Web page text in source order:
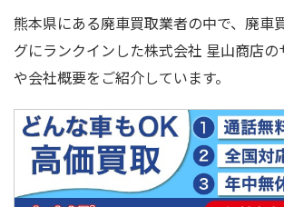
熊本県にある廃車買取業者の中で、廃車
グにランクインした株式会社 星山商店
や会社概要をご紹介しています。